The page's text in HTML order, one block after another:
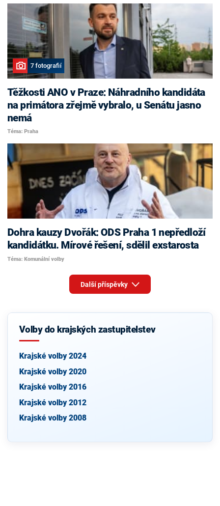
7 fotografií
Těžkosti ANO v Praze: Náhradního kandidáta
na primátora zřejmě vybralo, u Senátu jasno
nemá
Téma: Praha
Dohra kauzy Dvořák: ODS Praha 1 nepředloží
kandidátku. Mírové řešení, sdělil exstarosta
Téma: Komunální volby
Další příspěvky
Volby do krajských zastupitelstev
Krajské volby 2024
Krajské volby 2020
Krajské volby 2016
Krajské volby 2012
Krajské volby 2008